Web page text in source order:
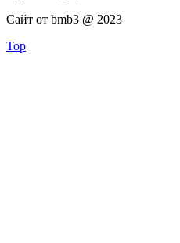
Сайт от bmb3 @ 2023
Top